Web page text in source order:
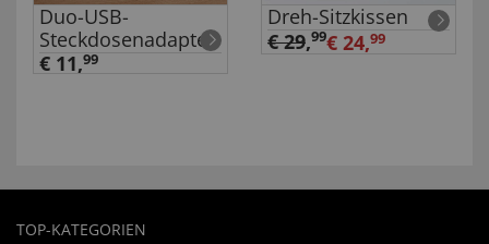
Duo-USB-
Steckdosenadapter
€ 11,99
Dreh-Sitzkissen
€ 29,99€ 24,99
TOP-KATEGORIEN